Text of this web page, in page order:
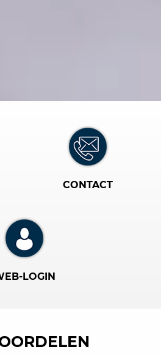
CONTACT
LOGIN